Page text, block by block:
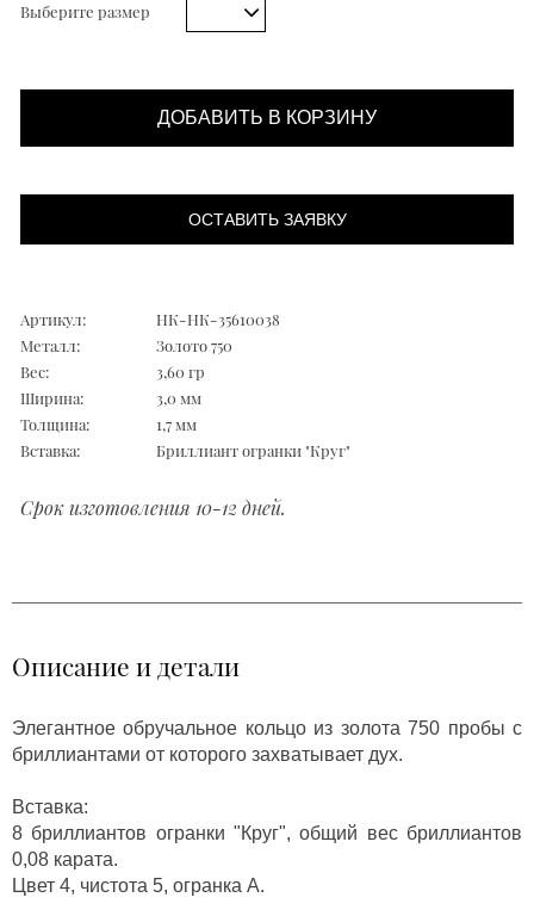
Выберите размер
ДОБАВИТЬ В КОРЗИНУ
ОСТАВИТЬ ЗАЯВКУ
Артикул:
НК-НК-35610038
Металл:
Золото 750
Вес:
3,60 гр
Ширина:
3,0 мм
Толщина:
1,7 мм
Вставка:
Бриллиант огранки "Круг"
Срок изготовления 10-12 дней.
Описание и детали
Элегантное обручальное кольцо из золота 750 пробы с
бриллиантами от которого захватывает дух.
Вставка:
8 бриллиантов огранки "Круг", общий вес бриллиантов
0,08 карата.
Цвет 4, чистота 5, огранка А.